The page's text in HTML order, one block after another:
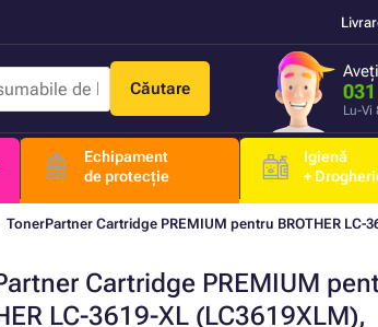
Căutare
Lu-Vi
Echipament
de protecție
Igienă
+
TonerPartner Cartridge PREMIUM pentru BROTHER LC-
Cartridge PREMIUM
LC-3619-XL (LC3619XLM),